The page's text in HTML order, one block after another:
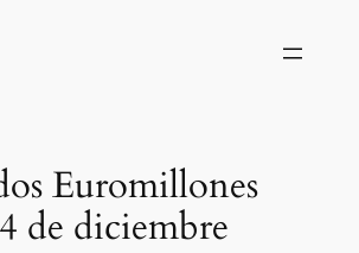
Euromillones
de diciembre